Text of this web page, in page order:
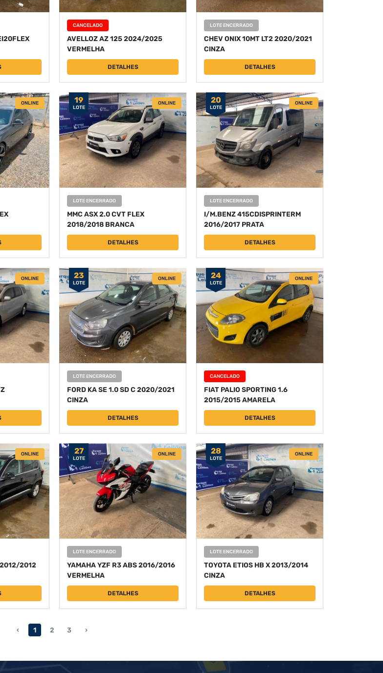
CANCELADO
AVELLOZ AZ 125 2024/2025
VERMELHA
DETALHES
LOTE ENCERRADO
CHEV ONIX 10MT LT2 2020/2021
CINZA
DETALHES
ONLINE 19
LOTE
ONLINE
LOTE ENCERRADO
MMC ASX 2.0 CVT FLEX
2018/2018 BRANCA
DETALHES
20
LOTE
ONLINE
LOTE ENCERRADO
I/M.BENZ 415CDISPRINTERM
2016/2017 PRATA
DETALHES
ONLINE 23
LOTE
ONLINE
LOTE ENCERRADO
FORD KA SE 1.0 SD C 2020/2021
CINZA
DETALHES
24
LOTE
ONLINE
CANCELADO
FIAT PALIO SPORTING 1.6
2015/2015 AMARELA
DETALHES
ONLINE
2012/2012
27
LOTE
ONLINE
LOTE ENCERRADO
YAMAHA YZF R3 ABS 2016/2016
VERMELHA
DETALHES
28
LOTE
ONLINE
LOTE ENCERRADO
TOYOTA ETIOS HB X 2013/2014
CINZA
DETALHES
‹ 1 2 3 ›